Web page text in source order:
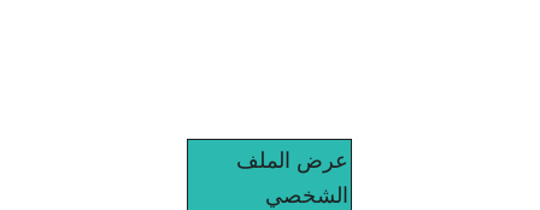
عرض الملف
الشخصي